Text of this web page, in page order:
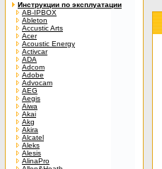
Инструкции по эксплуатации
AB-IPBOX
Ableton
Accustic Arts
Acer
Acoustic Energy
Activcar
ADA
Adcom
Adobe
Advocam
AEG
Aegis
Aiwa
Akai
Akg
Akira
Alcatel
Aleks
Alesis
AlinaPro